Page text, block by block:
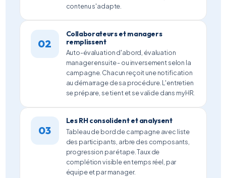
contenu s'adapte.
02
Collaborateurs et managers
remplissent
Auto-évaluation d'abord, évaluation
manager ensuite - ou inversement selon la
campagne. Chacun reçoit une notification
au démarrage de sa procédure. L'entretien
se prépare, se tient et se valide dans myHR.
03
Les RH consolident et analysent
Tableau de bord de campagne avec liste
des participants, arbre des composants,
progression par étape. Taux de
complétion visible en temps réel, par
équipe et par manager.